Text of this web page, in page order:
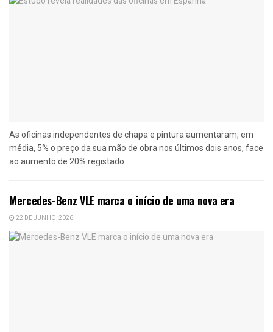
As oficinas independentes de chapa e pintura aumentaram, em
média, 5% o preço da sua mão de obra nos últimos dois anos, face
ao aumento de 20% registado...
Mercedes-Benz VLE marca o início de uma nova era
22 DE JUNHO, 2026